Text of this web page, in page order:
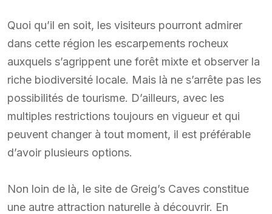
Quoi qu’il en soit, les visiteurs pourront admirer
dans cette région les escarpements rocheux
auxquels s’agrippent une forêt mixte et observer la
riche biodiversité locale. Mais là ne s’arrête pas les
possibilités de tourisme. D’ailleurs, avec les
multiples restrictions toujours en vigueur et qui
peuvent changer à tout moment, il est préférable
d’avoir plusieurs options.
Non loin de là, le site de Greig’s Caves constitue
une autre attraction naturelle à découvrir. En